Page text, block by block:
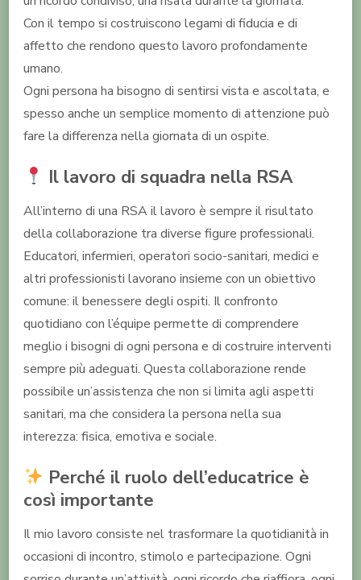
Con il tempo si costruiscono legami di fiducia e di
affetto che rendono questo lavoro profondamente
umano.
Ogni persona ha bisogno di sentirsi vista e ascoltata, e
spesso anche un semplice momento di attenzione può
fare la differenza nella giornata di un ospite.
Il lavoro di squadra nella RSA
All’interno di una RSA il lavoro è sempre il risultato
della collaborazione tra diverse figure professionali.
Educatori, infermieri, operatori socio-sanitari, medici e
altri professionisti lavorano insieme con un obiettivo
comune: il benessere degli ospiti. Il confronto
quotidiano con l’équipe permette di comprendere
meglio i bisogni di ogni persona e di costruire interventi
sempre più adeguati. Questa collaborazione rende
possibile un’assistenza che non si limita agli aspetti
sanitari, ma che considera la persona nella sua
interezza: fisica, emotiva e sociale.
Perché il ruolo dell’educatrice è
così importante
Il mio lavoro consiste nel trasformare la quotidianità in
occasioni di incontro, stimolo e partecipazione. Ogni